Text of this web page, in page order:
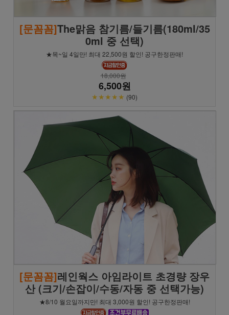
[문꼼꼼]The맑음 참기름/들기름(180ml/35
0ml 중 선택)
★목~일 4일만! 최대 22,500원 할인! 공구한정판매!
18,000원
6,500원
★★★★★ (90)
[문꼼꼼]레인웍스 아임라이트 초경량 장우
산 (크기/손잡이/수동/자동 중 선택가능)
★8/10 월요일까지만! 최대 3,000원 할인! 공구한정판매!